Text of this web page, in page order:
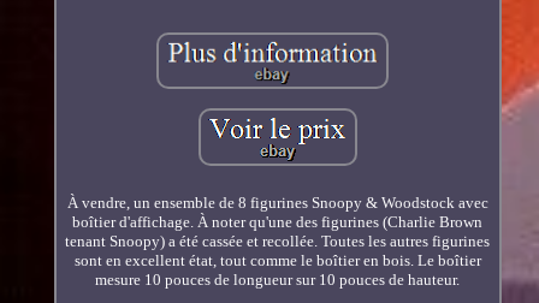
À vendre, un ensemble de 8 figurines Snoopy & Woodstock avec
boîtier d'affichage. À noter qu'une des figurines (Charlie Brown
tenant Snoopy) a été cassée et recollée. Toutes les autres figurines
sont en excellent état, tout comme le boîtier en bois. Le boîtier
mesure 10 pouces de longueur sur 10 pouces de hauteur.